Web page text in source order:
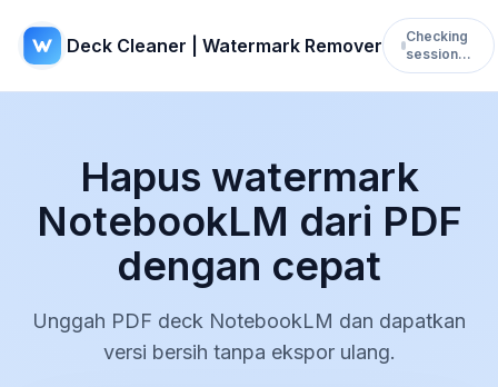
Deck Cleaner | Watermark Remover
Checking
session…
Hapus watermark
NotebookLM dari PDF
dengan cepat
Unggah PDF deck NotebookLM dan dapatkan
versi bersih tanpa ekspor ulang.